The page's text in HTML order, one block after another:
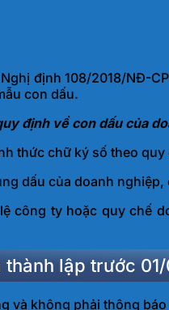
định 108/2018/NĐ-
con dấu.
định về con dấu của
thức chữ ký số theo
dấu của doanh
công ty hoặc quy chế
lập trước
và không phải thông